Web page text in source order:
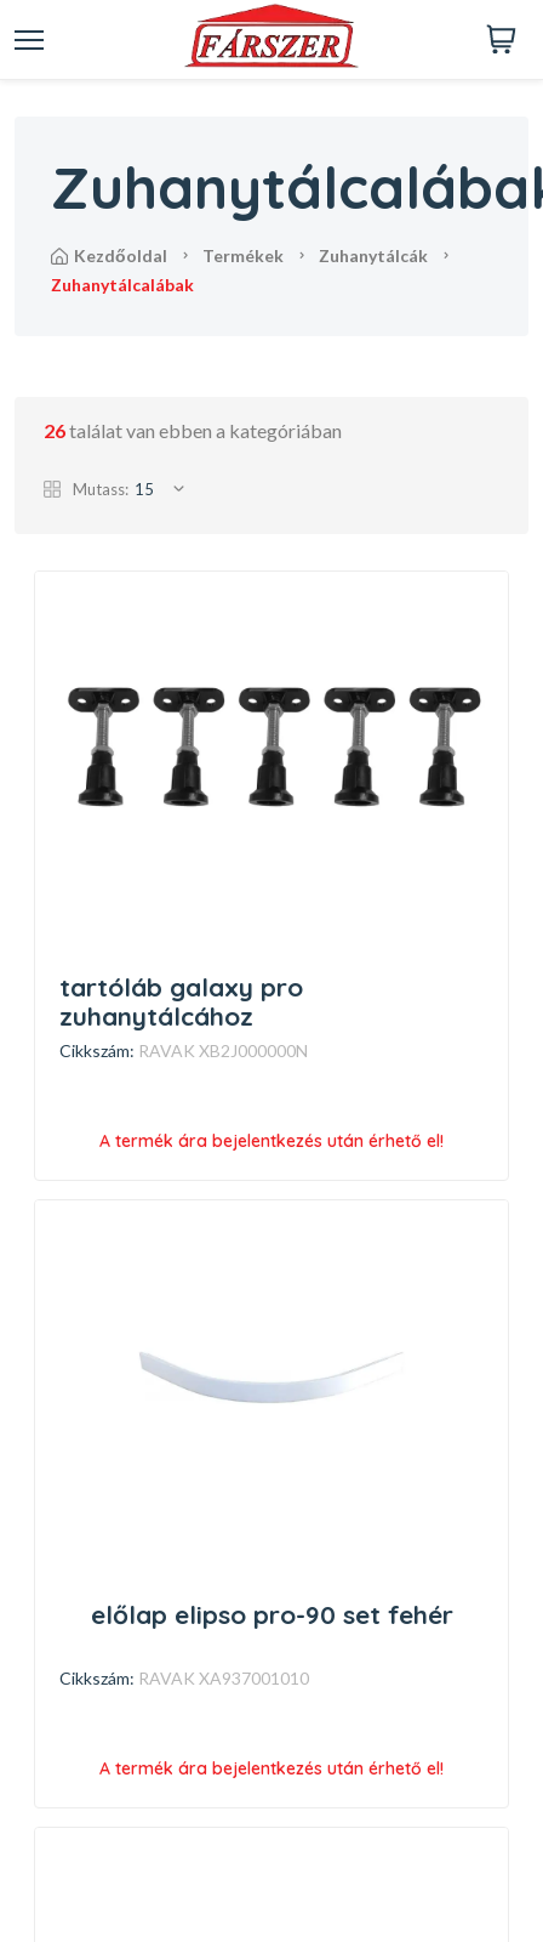
kezdőoldal termékek
zuhanytálcák
zuhanytálcalábak
26találat van ebben a kategóriában
Mutass: 15
tartóláb galaxy pro
zuhanytálcához
Cikkszám: RAVAK XB2J000000N
A termék ára bejelentkezés után érhető el!
előlap elipso pro-90 set fehér
Cikkszám: RAVAK XA937001010
A termék ára bejelentkezés után érhető el!